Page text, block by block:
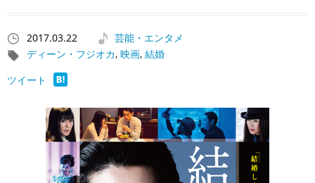
2017.03.22
芸能・エンタメ
ディーン・フジオカ, 映画, 結婚
ツイート